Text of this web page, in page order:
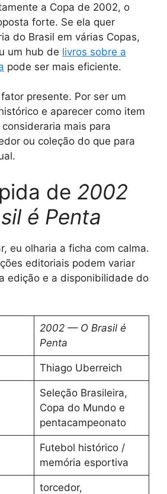
a Copa de 2002, o
forte. Se ela quer
do Brasil em várias Copas,
um hub de livros sobre a
pode ser mais eficiente.
presente. Por ser um
e aparecer como item
mais para
ou coleção do que para
de 2002
é Penta
eu olharia a ficha com calma.
editoriais podem variar
edição e a disponibilidade do
2002 — O Brasil é
Penta
Thiago Uberreich
Seleção Brasileira,
Copa do Mundo e
pentacampeonato
Futebol histórico /
memória esportiva
torcedor,